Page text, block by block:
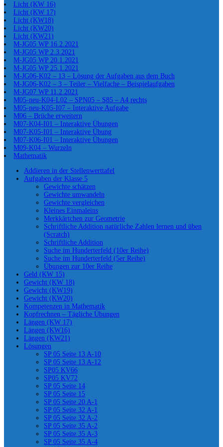
Licht (KW 16)
Licht (KW 17)
Licht (KW18)
Licht (KW20)
Licht (KW21)
M-JG05 WP 16.2.2021
M-JG05 WP 2.3.2021
M-JG05 WP 20.1.2021
M-JG05 WP 25.1.2021
M-JG06-K02 – 13 – Lösung der Aufgaben aus dem Buch
M-JG06-K02 – 3 – Teiler – Vielfache – Beispielaufgaben
M-JG07 WP 11.2.2021
M05-neu-K04-L02 – SPN05 – S85 – A4 rechts
M05-neu-K05-I07 – Interaktive Aufgabe
M06 – Brüche erweitern
M07-K04-I01 – Interaktive Übungen
M07-K05-I01 – Interaktive Übung
M07-K06-I01 – Interaktive Übungen
M09-K04 – Wurzeln
Mathematik
Addieren in der Stellenwerttafel
Aufgaben der Klasse 5
Gewichte schätzen
Gewichte umwandeln
Gewichte vergleichen
Kleines Einmaleins
Merkkärtchen zur Geometrie
Schriftliche Addition natürliche Zahlen lernen und üben
(Scratch)
Schriftliche Addition
Suche im Hunderterfeld (10er Reihe)
Suche im Hunderterfeld (5er Reihe)
Übungen zur 10er Reihe
Geld (KW 15)
Gewicht (KW 18)
Gewicht (KW19)
Gewicht (KW20)
Kompetenzen in Mathematik
Kopfrechnen – Tägliche Übungen
Längen (KW 17)
Längen (KW16)
Längen (KW21)
Lösungen
SP 05 Seite 13 A-10
SP 05 Seite 13 A-12
SP05 KV66
SP05 KV72
SP 05 Seite 14
SP 05 Seite 15
SP 05 Seite 20 A-1
SP 05 Seite 32 A-1
SP 05 Seite 32 A-2
SP 05 Seite 35 A-2
SP 05 Seite 35 A-3
SP 05 Seite 35 A-4